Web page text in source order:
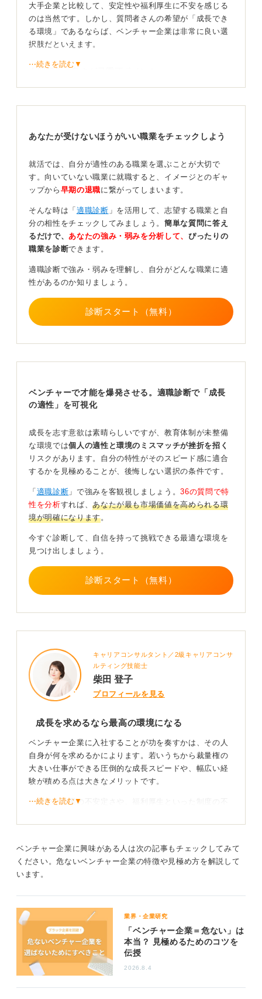
大手企業と比較して、安定性や福利厚生に不安を感じる
のは当然です。しかし、質問者さんの希望が「成長でき
る環境」であるならば、ベンチャー企業は非常に良い選
択肢だといえます。
人間関係の良さが最重要ポイント
スギスしていると、仕事と人間関係の二重苦ですぐに心
が折れてしまうことが多いです。
ことが非常に重要だと覚えておきましょう。
0
⋯続きを読む▼
あなたが受けないほうがいい職業をチェックしよう
就活では、自分が適性のある職業を選ぶことが大切で
す。向いていない職業に就職すると、イメージとのギャ
ップから 早期の退職に繋がってしまいます。
そんな時は「 適職診断 」を活用して、志望する職業と自
分の相性をチェックしてみましょう。簡単な質問に答え
るだけで、 あなたの強み・弱みを分析して、 ぴったりの
職業を診断できます。
適職診断で強み・弱みを理解し、自分がどんな職業に適
性があるのか知りましょう。
診断スタート（無料）
ベンチャーで才能を爆発させる。適職診断で「成長
の適性」を可視化
成長を志す意欲は素晴らしいですが、教育体制が未整備
な環境では個人の適性と環境のミスマッチが挫折を招く
リスクがあります。自分の特性がそのスピード感に適合
するかを見極めることが、後悔しない選択の条件です。
「 適職診断 」で強みを客観視しましょう。36の質問で特
性を分析すれば、あなたが最も市場価値を高められる環
境が明確になります。
今すぐ診断して、自信を持って挑戦できる最適な環境を
見つけ出しましょう。
診断スタート（無料）
キャリアコンサルタント／2級キャリアコンサ
ルティング技能士
柴田 登子
プロフィールを見る
成長を求めるなら最高の環境になる
ベンチャー企業に入社することが功を奏すかは、その人
自身が何を求めるかによります。若いうちから裁量権の
大きい仕事ができる圧倒的な成長スピードや、幅広い経
験が積める点は大きなメリットです。
一方で、企業の不安定さや、福利厚生といった制度の不
そんななかで、実際にベンチャー企業を見極めるうえで
本当に世の中に長く必要とされるものか」を見極めるこ
とです。経営者のカリスマ性だけで選ぶのは避けましょ
う。
残念ながら、一過性のブームで終わってしまうサービス
も多いため、事業の将来性を冷静に分析することが、良
いベンチャー企業を選ぶカギとなります。
⋯続きを読む▼
ベンチャー企業に興味がある人は次の記事もチェックしてみて
ください。危ないベンチャー企業の特徴や見極め方を解説して
います。
業界・企業研究
「ベンチャー企業＝危ない」は
本当？ 見極めるためのコツを
伝授
2026.8.4